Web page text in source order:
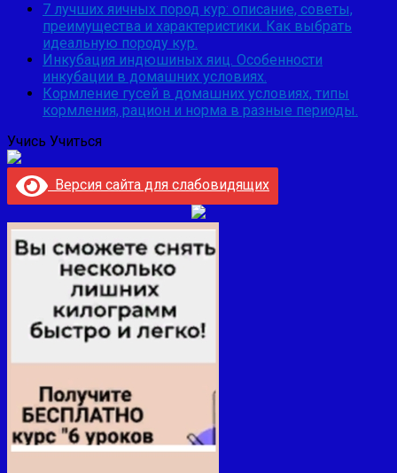
7 лучших яичных пород кур: описание, советы,
преимущества и характеристики. Как выбрать
идеальную породу кур.
Инкубация индюшиных яиц. Особенности
инкубации в домашних условиях.
Кормление гусей в домашних условиях, типы
кормления, рацион и норма в разные периоды.
Учись Учиться
Версия сайта для слабовидящих